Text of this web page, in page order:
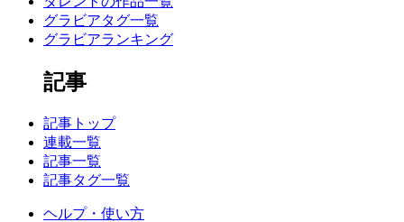
グラビアタグ一覧
グラビアランキング
記事
記事トップ
連載一覧
記事一覧
記事タグ一覧
ヘルプ・使い方